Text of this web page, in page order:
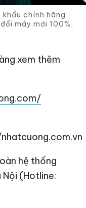
khẩu chính hãng,
máy mới 100%,
xem thêm
hệ thống
(Hotline: